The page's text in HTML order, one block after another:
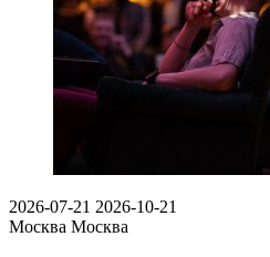
2026-07-21 2026-10-21
Москва Москва